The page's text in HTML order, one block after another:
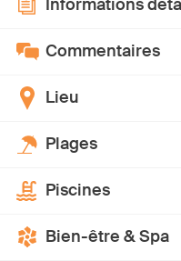
Informations
Commentaires
Lieu
Plages
Piscines
Bien-être & Spa